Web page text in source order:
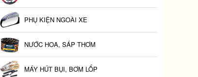
PHỤ KIỆN NGOÀI XE
NƯỚC HOA, SÁP THƠM
MÁY HÚT BỤI, BƠM LỐP